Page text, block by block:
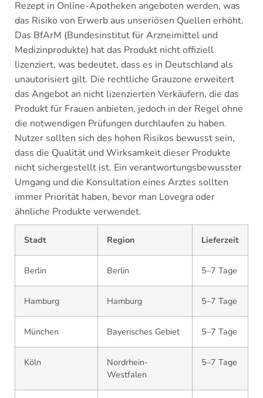
Rezept in Online-Apotheken angeboten werden, was
das Risiko von Erwerb aus unseriösen Quellen erhöht.
Das BfArM (Bundesinstitut für Arzneimittel und
Medizinprodukte) hat das Produkt nicht offiziell
lizenziert, was bedeutet, dass es in Deutschland als
unautorisiert gilt. Die rechtliche Grauzone erweitert
das Angebot an nicht lizenzierten Verkäufern, die das
Produkt für Frauen anbieten, jedoch in der Regel ohne
die notwendigen Prüfungen durchlaufen zu haben.
Nutzer sollten sich des hohen Risikos bewusst sein,
dass die Qualität und Wirksamkeit dieser Produkte
nicht sichergestellt ist. Ein verantwortungsbewusster
Umgang und die Konsultation eines Arztes sollten
immer Priorität haben, bevor man Lovegra oder
ähnliche Produkte verwendet.
Stadt Region Lieferzeit
Berlin Berlin 5–7 Tage
Hamburg Hamburg 5–7 Tage
München Bayerisches Gebiet 5–7 Tage
Köln
Nordrhein-
Westfalen
5–7 Tage